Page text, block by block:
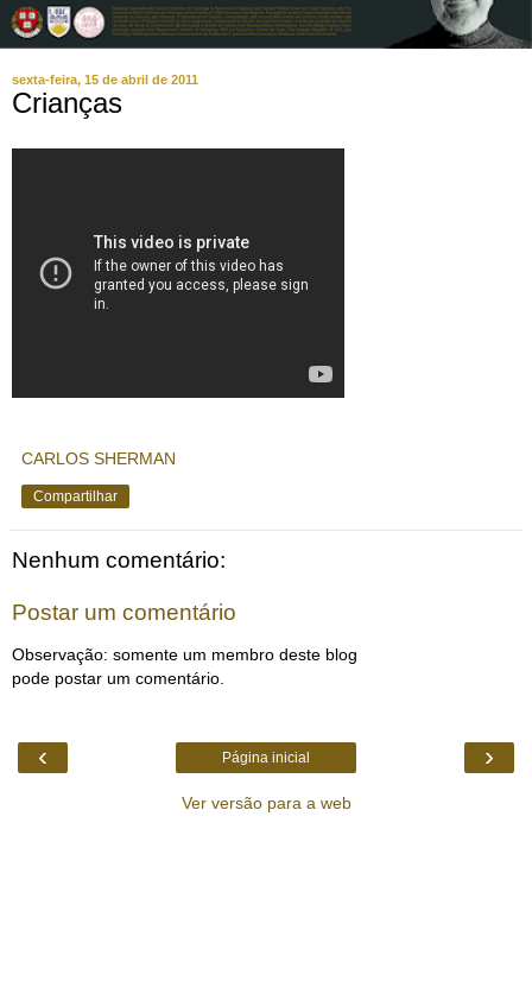
sexta-feira, 15 de abril de 2011
Crianças
CARLOS SHERMAN
Compartilhar
Nenhum comentário:
Postar um comentário
Observação: somente um membro deste blog
pode postar um comentário.
‹ ›
Página inicial
Ver versão para a web